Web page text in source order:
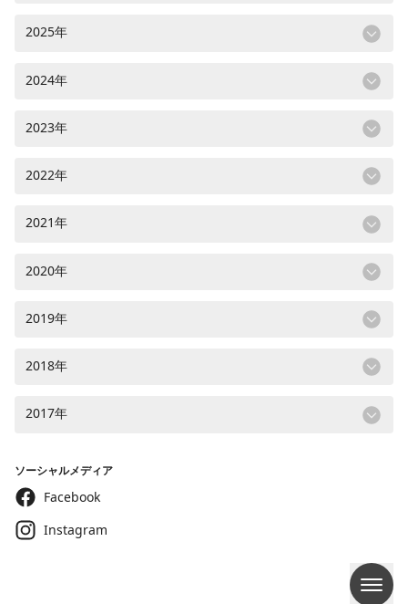
2025年
2024年
2023年
2022年
2021年
2020年
2019年
2018年
2017年
ソーシャルメディア
Facebook
Instagram